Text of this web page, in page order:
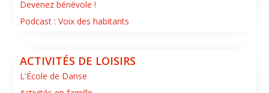
Devenez bénévole !
Podcast : Voix des habitants
ACTIVITÉS DE LOISIRS
L'École de Danse